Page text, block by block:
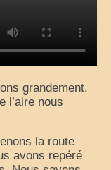
grandement.
l’aire nous
la route
avons repéré